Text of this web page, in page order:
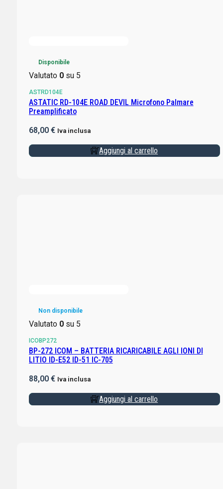
Disponibile
Valutato 0su 5
ASTRD104E
ASTATIC RD-104E ROAD DEVIL Microfono Palmare
Preamplificato
68,00 € Iva inclusa
Aggiungi al carrello
Non disponibile
Valutato 0su 5
ICOBP272
BP-272 ICOM – BATTERIA RICARICABILE AGLI IONI DI
LITIO ID-E52 ID-51 IC-705
88,00 € Iva inclusa
Aggiungi al carrello